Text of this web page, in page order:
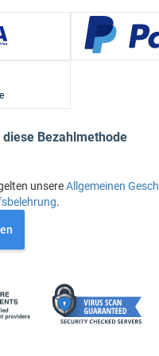
Bezahlmethode
unsereAllgemeinen
.